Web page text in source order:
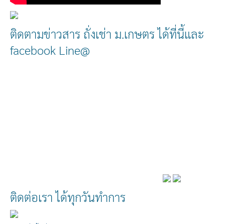
ติดตามข่าวสาร ถั่งเช่า ม.เกษตร ได้ที่นี้และ
facebook Line@
ติดต่อเรา ได้ทุกวันทำการ